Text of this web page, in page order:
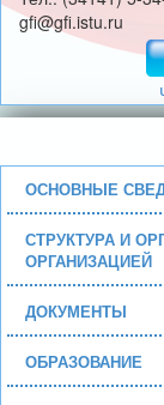
gfi@gfi.istu.ru
ОСНОВНЫЕ
СТРУКТУРА И
ОРГАНИЗАЦИЕЙ
ДОКУМЕНТЫ
ОБРАЗОВАНИЕ